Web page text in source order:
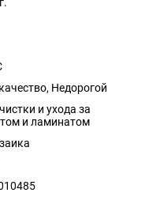
Недорогой
и ухода за
и ламинатом